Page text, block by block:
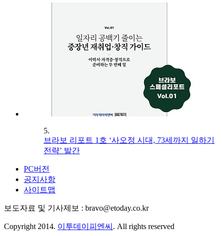
5.
브라보 리포트 1호 ‘사오정 시대, 73세까지 일하기
전략’ 발간
PC버전
공지사항
사이트맵
보도자료 및 기사제보 : bravo@etoday.co.kr
Copyright 2014. 이투데이피엔씨 . All rights reserved